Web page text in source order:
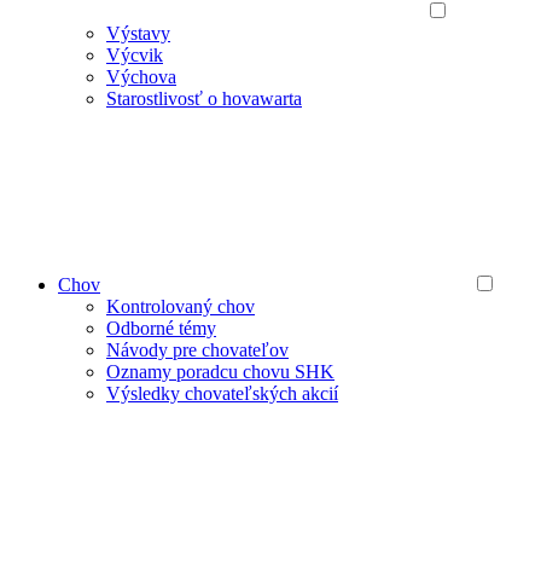
Výstavy
Výcvik
Výchova
Starostlivosť o hovawarta
Chov
Kontrolovaný chov
Odborné témy
Návody pre chovateľov
Oznamy poradcu chovu SHK
Výsledky chovateľských akcií